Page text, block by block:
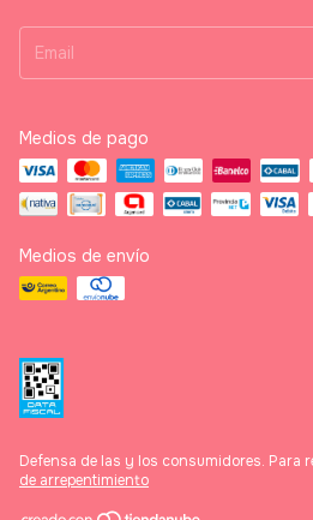
Medios de pago
Medios de envío
Defensa de las y los consumidores. Para
de arrepentimiento